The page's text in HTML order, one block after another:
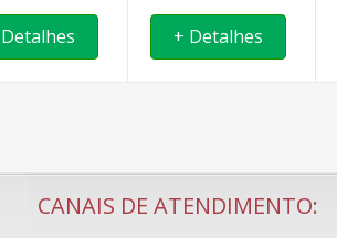
+ Detalhes
CANAIS DE ATENDIMENTO: